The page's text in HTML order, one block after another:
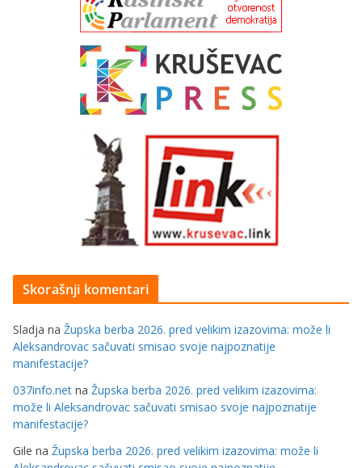
Skorašnji komentari
Sladja na Župska berba 2026. pred velikim izazovima: može li
Aleksandrovac sačuvati smisao svoje najpoznatije
manifestacije?
037info.net na Župska berba 2026. pred velikim izazovima:
može li Aleksandrovac sačuvati smisao svoje najpoznatije
manifestacije?
Gile na Župska berba 2026. pred velikim izazovima: može li